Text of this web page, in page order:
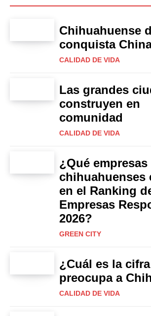
Chihuahuense
conquista
CALIDAD DE VIDA
Las grandes
construyen en
comunidad
CALIDAD DE VIDA
¿Qué empresas
chihuahuenses
en el Ranking
Empresas
2026?
GREEN CITY
¿Cuál es la
preocupa a
CALIDAD DE VIDA